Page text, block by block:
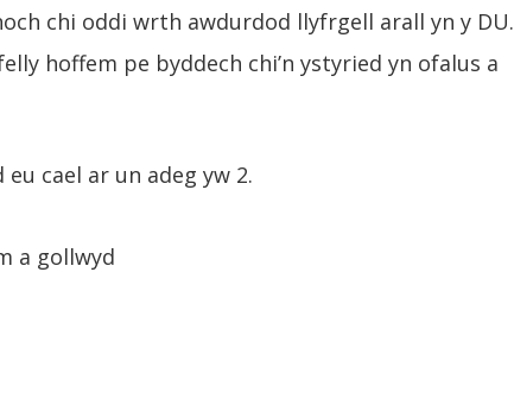
chi oddi wrth awdurdod llyfrgell arall yn y DU.
hoffem pe byddech chi’n ystyried yn ofalus a
cael ar un adeg yw 2.
a gollwyd